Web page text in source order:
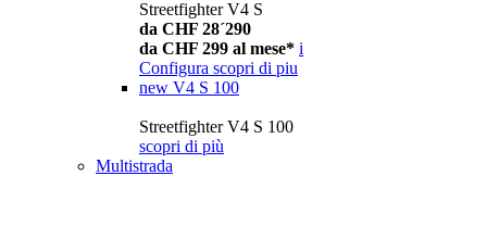
Streetfighter V4 S
da CHF 28´290
da CHF 299 al mese* i
Configura scopri di piu
new V4 S 100
Streetfighter V4 S 100
scopri di più
Multistrada